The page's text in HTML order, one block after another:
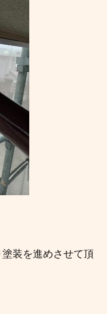
装を進めさせて頂